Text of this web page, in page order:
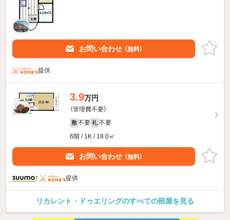
お問い合わせ （無料）
提供
3.9万円
（管理費不要）
敷 不要 礼 不要
6階 / 1K / 18.0㎡
お問い合わせ （無料）
提供
リカレント・ドゥエリングのすべての部屋を見る